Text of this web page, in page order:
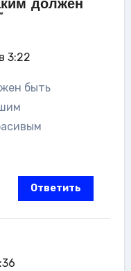
должен
3:22
быть
Ответить